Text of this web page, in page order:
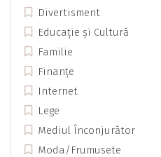
Divertisment
Educație și Cultură
Familie
Finanțe
Internet
Lege
Mediul Înconjurător
Moda/Frumusete